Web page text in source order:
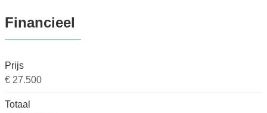
Financieel
Prijs
€ 27.500
Totaal